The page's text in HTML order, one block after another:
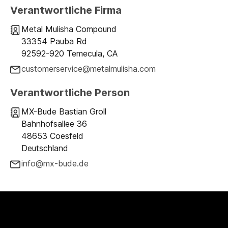
Verantwortliche Firma
Metal Mulisha Compound
33354 Pauba Rd
92592-920 Temecula, CA
customerservice@metalmulisha.com
Verantwortliche Person
MX-Bude Bastian Groll
Bahnhofsallee 36
48653 Coesfeld
Deutschland
info@mx-bude.de